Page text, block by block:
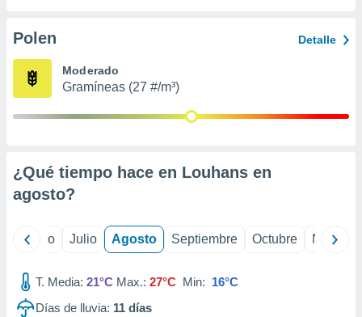
e
mediante
publicidad
publicidad
de
Polen Detalle
Moderado
Gramíneas (27 #/m³)
¿Qué tiempo hace en Louhans en
agosto?
Junio Julio Agosto Septiembre Octubre
T. Media: 21°C Max.: 27°C Min: 16°C
Días de lluvia: 11 días